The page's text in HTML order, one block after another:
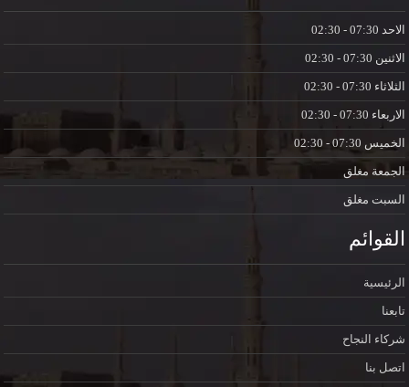
الاحد
الاثنين
الثلاثاء
الاربعاء
الخميس
الجمعة مغلق
السبت مغلق
القوائم
الرئيسية
تابعنا
شركاء النجاح
اتصل بنا